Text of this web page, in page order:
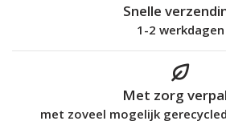
Snelle
1-2 werkdagen
Met zorg
met zoveel mogelijk